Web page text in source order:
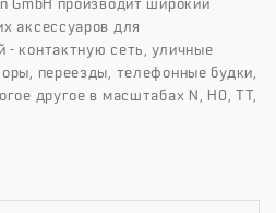
GmbH производит широкий
аксессуаров для
контактную сеть, уличные
переезды, телефонные будки,
другое в масштабах N, H0, TT,